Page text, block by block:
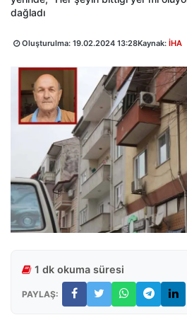
dağladı
Oluşturulma: 19.02.2024 13:28Kaynak: İHA
1 dk okuma süresi
PAYLAŞ: